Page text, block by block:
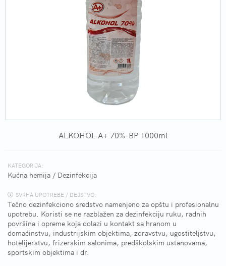
ALKOHOL A+ 70%-BP 1000ml
KATEGORIJA:
Kućna hemija / Dezinfekcija
SVRHA UPOTREBE / DEJSTVO:
Tečno dezinfekciono sredstvo namenjeno za opštu i profesionalnu
upotrebu. Koristi se ne razblažen za dezinfekciju ruku, radnih
površina i opreme koja dolazi u kontakt sa hranom u
domaćinstvu, industrijskim objektima, zdravstvu, ugostiteljstvu,
hotelijerstvu, frizerskim salonima, predškolskim ustanovama,
sportskim objektima i dr.